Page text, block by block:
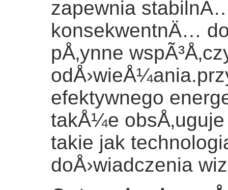
zapewnia
konsekwentnÄ…
pÅ‚ynne
efektywnego
takÅ¼e
takie jak
doÅ›wiadczenia